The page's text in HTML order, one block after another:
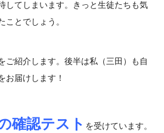
してしまいます。きっと生徒たちも気
ことでしょう。
ご紹介します。後半は私（三田）も自
お届けします！
確認テスト を受けています。